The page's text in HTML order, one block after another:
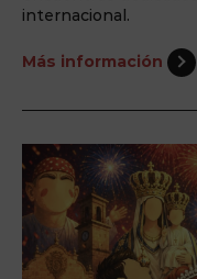
internacional.
Más información